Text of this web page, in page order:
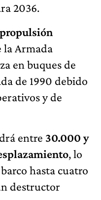
2036.
propulsión
la Armada
en buques de
de 1990 debido
y de
entre 30.000 y
, lo
hasta cuatro
destructor